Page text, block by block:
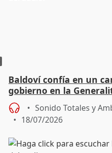
Baldoví confía en un
gobierno en la
un Llorca "mediocre"
Sonido Totales y
18/07/2026